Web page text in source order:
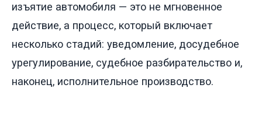
изъятие автомобиля — это не мгновенное
действие, а процесс, который включает
несколько стадий: уведомление, досудебное
урегулирование, судебное разбирательство и,
наконец, исполнительное производство.